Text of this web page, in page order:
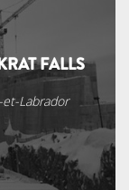
FALLS
et-Labrador